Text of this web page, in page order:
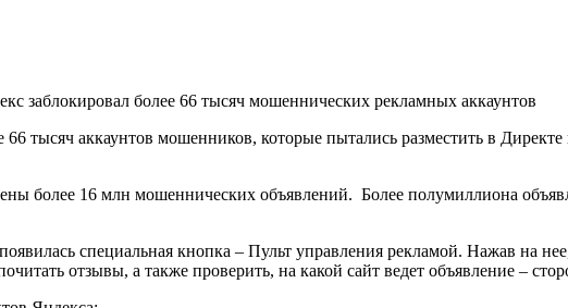
66 тысяч аккаунтов мошенников, которые пытались разместить в
более 16 млн мошеннических объявлений. Более полумиллиона
специальная кнопка – Пульт управления рекламой. Нажав на
отзывы, а также проверить, на какой сайт ведет объявление –